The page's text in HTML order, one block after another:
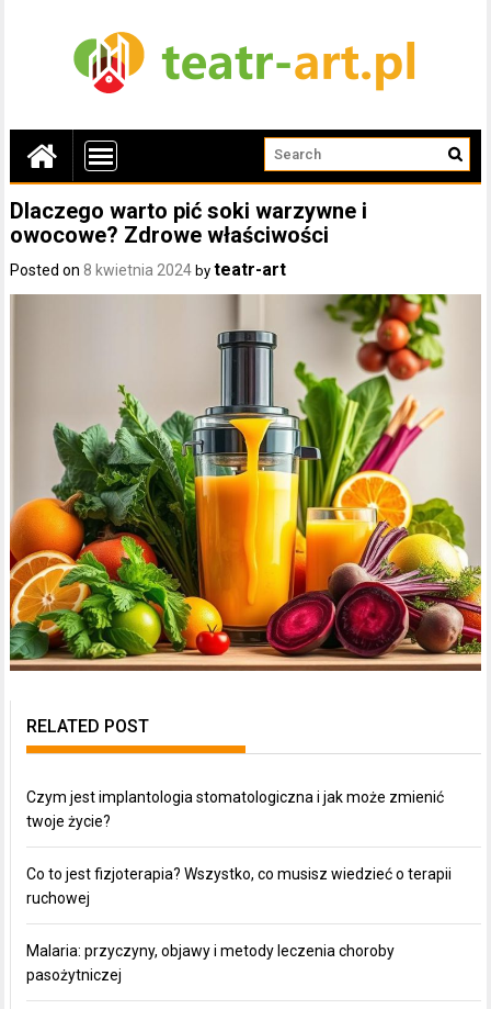
Dlaczego warto pić soki warzywne i
owocowe? Zdrowe właściwości
Posted on 8 kwietnia 2024 byteatr-art
RELATED POST
Czym jest implantologia stomatologiczna i jak może zmienić
twoje życie?
Co to jest fizjoterapia? Wszystko, co musisz wiedzieć o terapii
ruchowej
Malaria: przyczyny, objawy i metody leczenia choroby
pasożytniczej